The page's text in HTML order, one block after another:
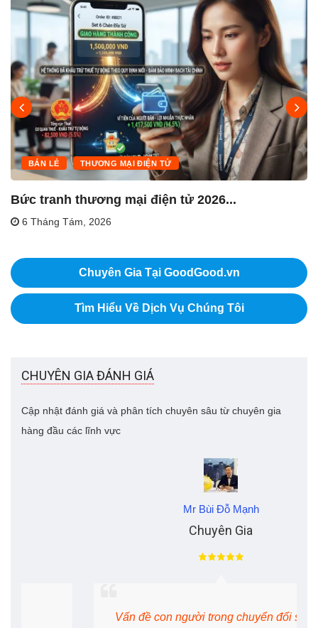
BÁN LẺ THƯƠNG MẠI ĐIỆN TỬ
Bức tranh thương mại điện tử 2026...
6 Tháng Tám, 2026
Chuyên Gia Tại GoodGood.vn
Tìm Hiểu Về Dịch Vụ Chúng Tôi
CHUYÊN GIA ĐÁNH GIÁ
Cập nhật đánh giá và phân tích chuyên sâu từ chuyên gia
hàng đầu các lĩnh vực
Mr Bùi Đỗ Mạnh
Chuyên Gia
Vấn đề con người trong chuyển đổi số